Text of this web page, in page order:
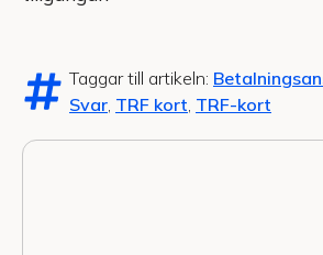
Taggar till artikeln:
Svar, TRF kort, TRF-kort